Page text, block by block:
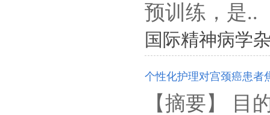
预训练，是..
国际精神病学
个性化护理对宫颈癌患者
【摘要】 目